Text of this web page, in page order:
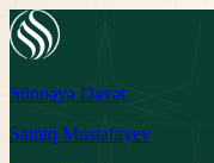
Sünnəyə Dəvət
Samiq Mustafayev